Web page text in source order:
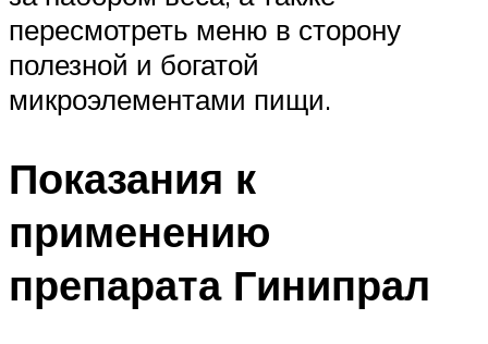
пересмотреть меню в сторону
полезной и богатой
микроэлементами пищи.
Показания к
применению
препарата Гинипрал